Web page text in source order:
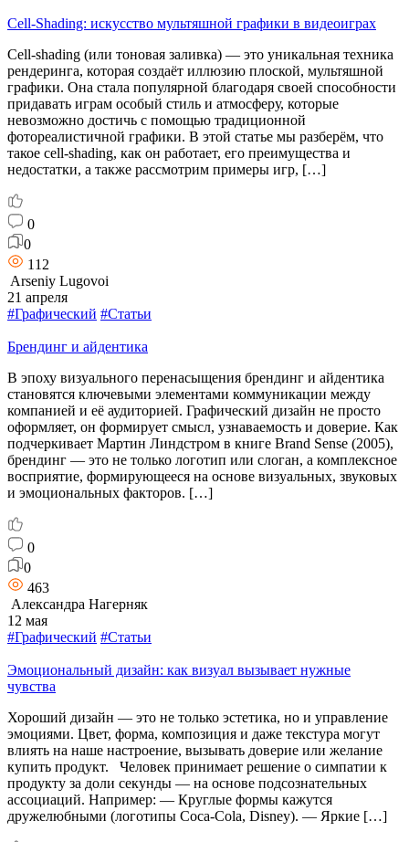
Cell-Shading: искусство мультяшной графики в видеоиграх
Cell-shading (или тоновая заливка) — это уникальная техника
рендеринга, которая создаёт иллюзию плоской, мультяшной
графики. Она стала популярной благодаря своей способности
придавать играм особый стиль и атмосферу, которые
невозможно достичь с помощью традиционной
фотореалистичной графики. В этой статье мы разберём, что
такое cell-shading, как он работает, его преимущества и
недостатки, а также рассмотрим примеры игр, […]
0
0
112
Arseniy Lugovoi
21 апреля
#Графический #Статьи
Брендинг и айдентика
В эпоху визуального перенасыщения брендинг и айдентика
становятся ключевыми элементами коммуникации между
компанией и её аудиторией. Графический дизайн не просто
оформляет, он формирует смысл, узнаваемость и доверие. Как
подчеркивает Мартин Линдстром в книге Brand Sense (2005),
брендинг — это не только логотип или слоган, а комплексное
восприятие, формирующееся на основе визуальных, звуковых
и эмоциональных факторов. […]
0
0
463
Александра Нагерняк
12 мая
#Графический #Статьи
Эмоциональный дизайн: как визуал вызывает нужные
чувства
Хороший дизайн — это не только эстетика, но и управление
эмоциями. Цвет, форма, композиция и даже текстура могут
влиять на наше настроение, вызывать доверие или желание
купить продукт. Человек принимает решение о симпатии к
продукту за доли секунды — на основе подсознательных
ассоциаций. Например: — Круглые формы кажутся
дружелюбными (логотипы Coca-Cola, Disney). — Яркие […]